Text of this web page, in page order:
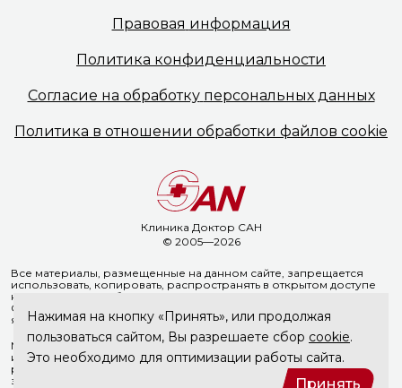
Клиника Доктор САН
© 2005—2026
Правовая информация
Политика конфиденциальности
Согласие на обработку персональных данных
Политика в отношении обработки файлов cookie
Все материалы, размещенные на данном сайте, запрещается
использовать, копировать, распространять в открытом доступе
на иных ресурсах без предварительного письменного согласия
ООО «Доктор Сан». Указание ссылки на источник информации
является обязательным.
Материалы, размещенные на данной странице, носят
информационный характер и не являются медицинскими
рекомендациями. ООО «Доктор Сан» не несёт ответственности
за возможные негативные последствия, возникшие в результате
Нажимая на кнопку «Принять», или продолжая
пользоваться сайтом, Вы разрешаете сбор cookie.
Это необходимо для оптимизации работы сайта.
Принять